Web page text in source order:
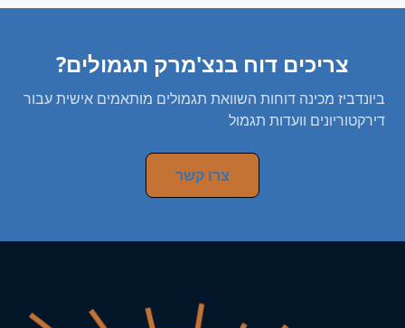
צריכים דוח בנצ'מרק תגמולים?
ביונדביז מכינה דוחות השוואת תגמולים מותאמים אישית עבור
דירקטוריונים וועדות תגמול
צרו קשר